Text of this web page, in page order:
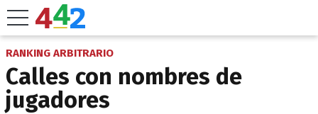
RANKING ARBITRARIO
Calles con nombres de
jugadores